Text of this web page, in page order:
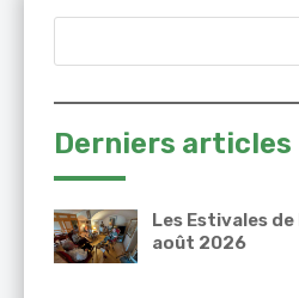
Derniers articles
Les Estivales
août 2026